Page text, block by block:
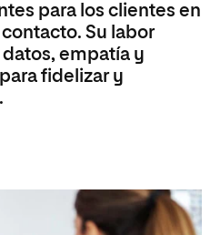
para los clientes en
Su labor
empatía y
fidelizar y